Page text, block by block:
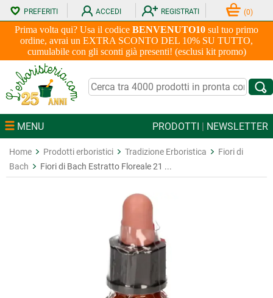
Prima volta qui? Usa il codice BENVENUTO10 sul tuo primo
ordine, avrai un EXTRA SCONTO DEL 10% SU TUTTO,
cumulabile con gli sconti già presenti! (esclusi kit promo)
PREFERITI ACCEDI REGISTRATI (0)
MENU PRODOTTI | NEWSLETTER
Home Prodotti erboristici Tradizione Erboristica
Fiori di
Bach
Fiori di Bach Estratto Floreale 21 ...